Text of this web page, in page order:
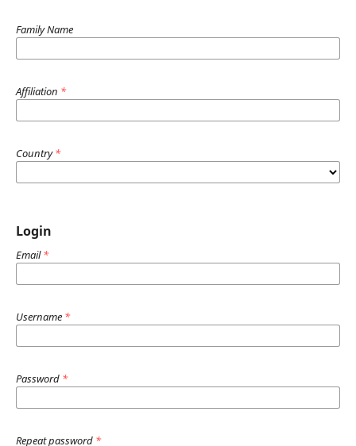
Family Name
Affiliation *
Country*
Login
Email*
Username *
Password *
Repeat password *